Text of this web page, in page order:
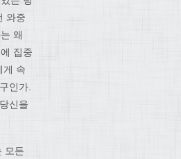
와중
왜
집중
게 속
인가.
신을
모든